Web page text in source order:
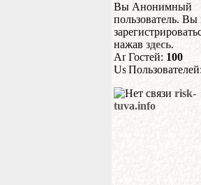
Вы Анонимный
пользователь.
нажав здесь.
Гостей: 100
Пользователей:
risk-
tuva.info